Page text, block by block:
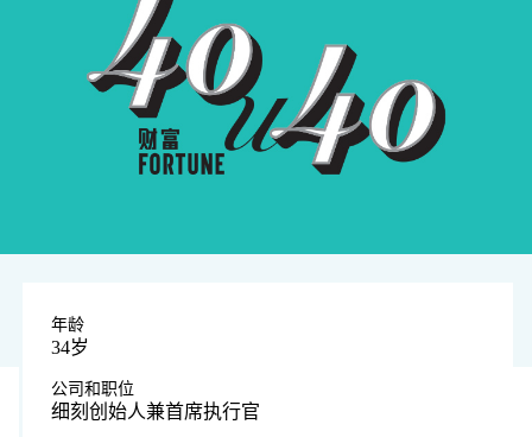
年龄
34岁
公司和职位
细刻创始人兼首席执行官